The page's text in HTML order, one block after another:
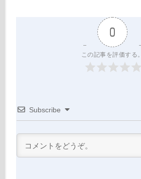
0
この記事を評価する。
Subscribe